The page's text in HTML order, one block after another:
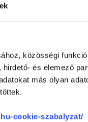
közösségi
és elemező
más olyan
cookie-szabalyzat/
János
Bokor utca 17-21.